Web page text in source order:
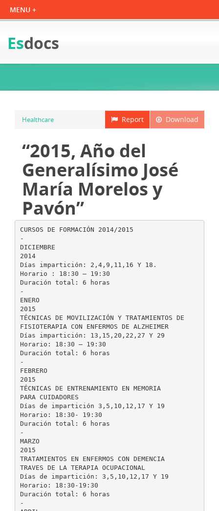
Esdocs
Download
Report
Healthcare
“2015, Año del
Generalísimo José
María Morelos y
Pavón”
CURSOS DE FORMACIÓN 2014/2015
-
DICIEMBRE
2014
Días impartición: 2,4,9,11,16 Y 18.
Horario : 18:30 – 19:30
Duración total: 6 horas
-
ENERO
2015
TÉCNICAS DE MOVILIZACIÓN Y TRATAMIENTOS DE
FISIOTERAPIA CON ENFERMOS DE ALZHEIMER
Días impartición: 13,15,20,22,27 Y 29
Horario: 18:30 – 19:30
Duración total: 6 horas
-
FEBRERO
2015
TÉCNICAS DE ENTRENAMIENTO EN MEMORIA
PARA CUIDADORES
Días de impartición 3,5,10,12,17 Y 19
Horario: 18:30- 19:30
Duración total: 6 horas
-
MARZO
2015
TRATAMIENTOS EN ENFERMOS CON DEMENCIA
TRAVES DE LA TERAPIA OCUPACIONAL
Días de impartición: 3,5,10,12,17 Y 19
Horario: 18:30-19:30
Duración total: 6 horas
-